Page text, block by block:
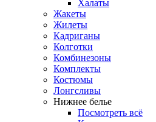
Халаты
Жакеты
Жилеты
Кадриганы
Колготки
Комбинезоны
Комплекты
Костюмы
Лонгсливы
Нижнее белье
Посмотреть всё